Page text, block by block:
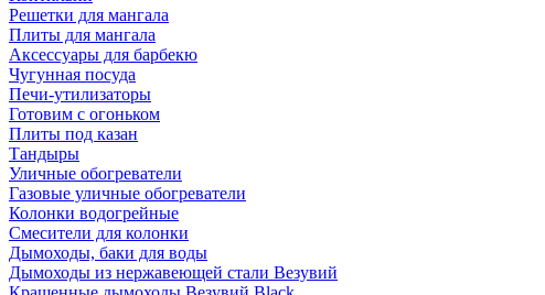
Решетки для мангала
Плиты для мангала
Аксессуары для барбекю
Чугунная посуда
Печи-утилизаторы
Готовим с огоньком
Плиты под казан
Тандыры
Уличные обогреватели
Газовые уличные обогреватели
Колонки водогрейные
Смесители для колонки
Дымоходы, баки для воды
Дымоходы из нержавеющей стали Везувий